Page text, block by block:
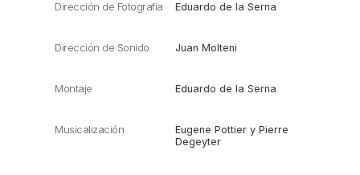
Dirección de Fotografía Eduardo de la Serna
Dirección de Sonido Juan Molteni
Montaje Eduardo de la Serna
Musicalización
Eugene Pottier y Pierre
Degeyter